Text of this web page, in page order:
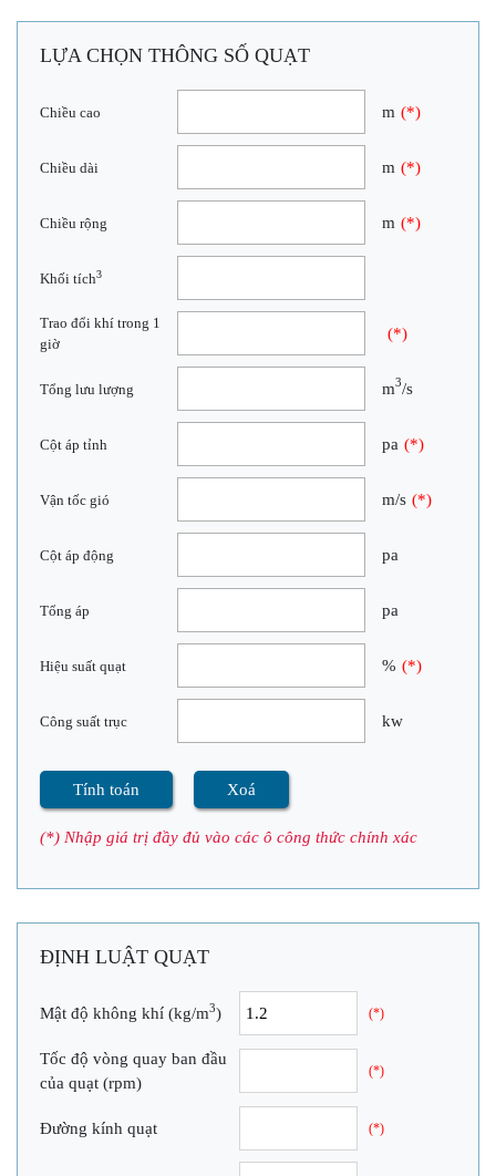
LỰA CHỌN THÔNG SỐ QUẠT
Chiều cao m (*)
Chiều dài m (*)
Chiều rộng m (*)
Khối tích3
Trao đổi khí trong 1
giờ
(*)
Tổng lưu lượng m3/s
Cột áp tỉnh pa (*)
Vận tốc gió m/s (*)
Cột áp động pa
Tổng áp pa
Hiệu suất quạt % (*)
Công suất trục kw
Tính toán Xoá
(*) Nhập giá trị đầy đủ vào các ô công thức chính xác
ĐỊNH LUẬT QUẠT
Mật độ không khí (kg/m3) (*)
Tốc độ vòng quay ban đầu
của quạt (rpm)
(*)
Đường kính quạt (*)